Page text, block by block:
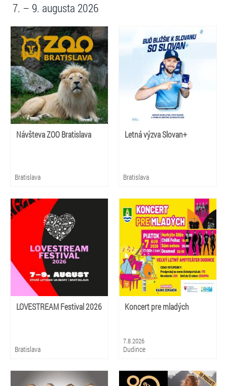
7. – 9. augusta 2026
Návšteva ZOO Bratislava
Bratislava
Letná výzva Slovan+
Bratislava
LOVESTREAM Festival 2026
Bratislava
Koncert pre mladých
7.8.2026
Dudince